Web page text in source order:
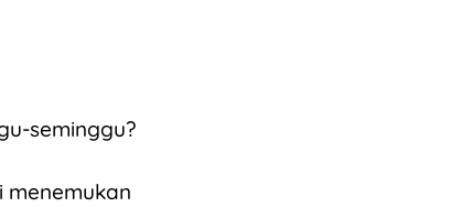
seminggu?
menemukan